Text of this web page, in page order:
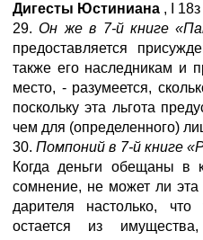
Дигесты Юстиниана ,
18з
29.Он же в 7-й книге
предоставляется
также его наследникам и
место, - разумеется,
поскольку эта льгота
чем для (определенного)
30.Помпоний в 7-й книге
Когда деньги обещаны в
сомнение, не может ли эта
дарителя настолько,
остается из